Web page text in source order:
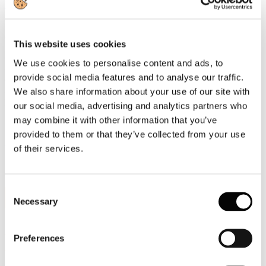
This website uses cookies
We use cookies to personalise content and ads, to
provide social media features and to analyse our traffic.
We also share information about your use of our site with
our social media, advertising and analytics partners who
may combine it with other information that you’ve
provided to them or that they’ve collected from your use
of their services.
Selection
Necessary
Preferences
Energiaelettrica
: i problemi rimangono e richiedono ancora
importazioni», ha affermato Lorenzo Poli Presidente Assocarta e AD
Cartiere Saci S.p.A.
, ricordando che quello delle cartiere è il primo
comparto industriale in Italia per uso del gas e che le bollette
energetiche, che nel 2020 pesavano sul bilancio delle aziende del
settore per il 4,2%, nel 2022 sono arrivate a incidere per il 30%, nei
primi nove mesi addirittura per il 45%.
Registrazione evento TOP500:
https://top500.larena.it/l-evento/top-500-verona-diretta-1.9916490
Feb, 2023
Sustainability Forum di Fortune Italia